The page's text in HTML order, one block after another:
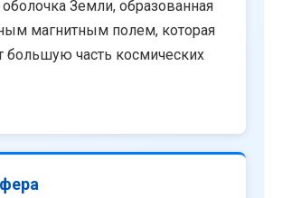
Земли, образованная
магнитным полем, которая
большую часть космических